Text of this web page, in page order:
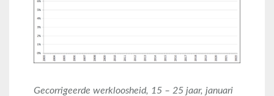
Gecorrigeerde werkloosheid, 15 – 25 jaar, januari